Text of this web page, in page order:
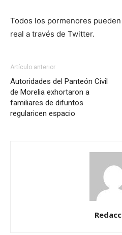
Todos los pormenores
real a través de Twitter.
Artículo anterior
Autoridades del Panteón Civil
de Morelia exhortaron a
familiares de difuntos
regularicen espacio